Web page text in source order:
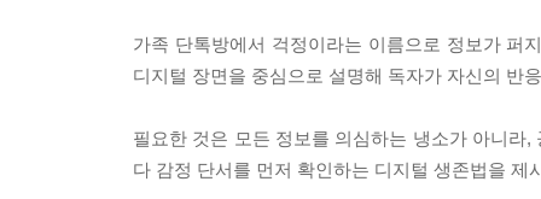
가족 단톡방에서 걱정이라는 이름으로 정보가 퍼
디지털 장면을 중심으로 설명해 독자가 자신의 반
필요한 것은 모든 정보를 의심하는 냉소가 아니라
다 감정 단서를 먼저 확인하는 디지털 생존법을 제